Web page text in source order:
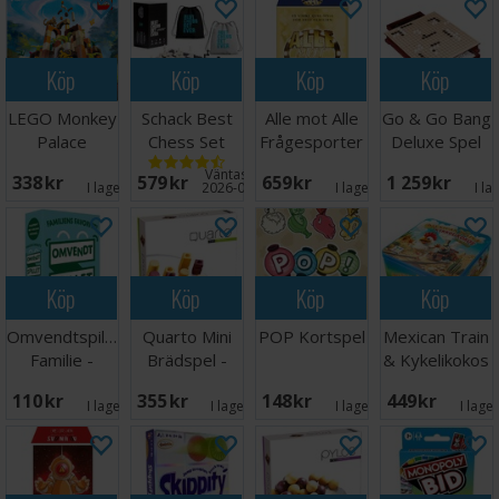
Köp
LEGO Monkey
Palace
338 SEK I lager: 6
Köp
Schack Best
Chess Set
Ever 50cm
579 SEK Väntas in:
2026-09-30
Köp
Alle mot Alle
Frågesporter
659 SEK I lager:
Köp
Go & Go Bang
Deluxe Spel
1 259 SEK I
Köp
Omvendtspillet
Familie -
110 SEK I lager: 6
Köp
Quarto Mini
Brädspel -
355 SEK I lager:
Köp
POP Kortspel
148 SEK I lager: 1
Köp
Mexican Train
& Kykelikokos
449 SEK I